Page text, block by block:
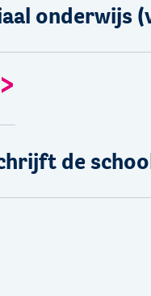
onderwijs
de